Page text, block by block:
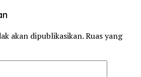
akan dipublikasikan.Ruas yang